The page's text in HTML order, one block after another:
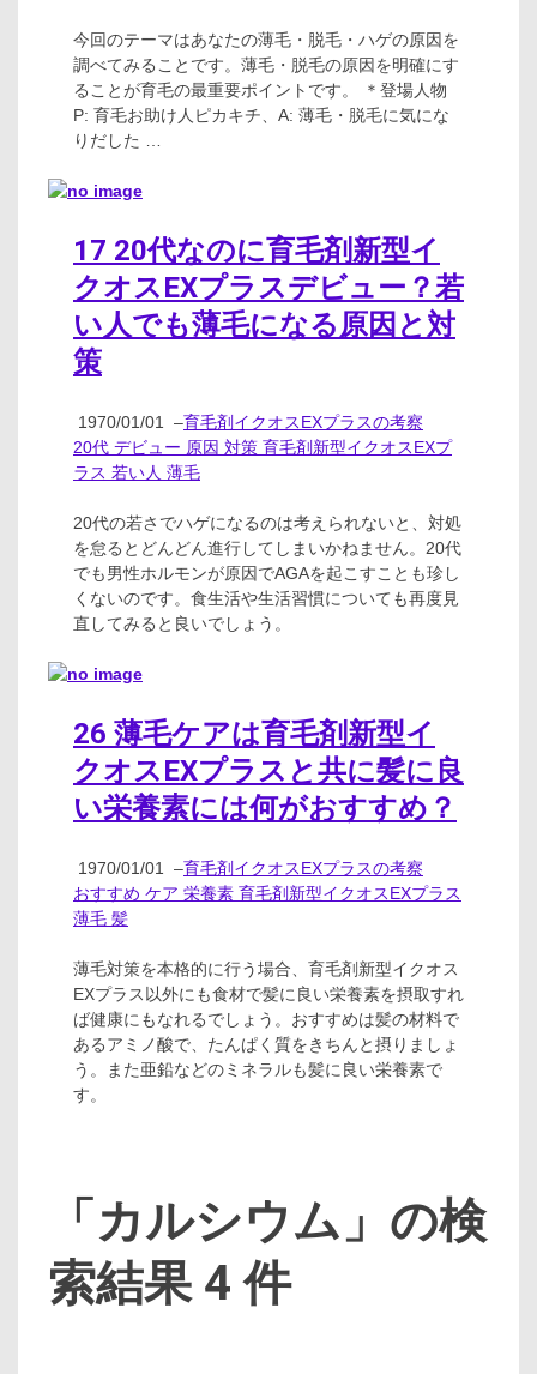
今回のテーマはあなたの薄毛・脱毛・ハゲの原因を
調べてみることです。薄毛・脱毛の原因を明確にす
ることが育毛の最重要ポイントです。 ＊登場人物
P: 育毛お助け人ピカキチ、A: 薄毛・脱毛に気にな
りだした …
17 20代なのに育毛剤新型イ
クオスEXプラスデビュー？若
い人でも薄毛になる原因と対
策
1970/01/01 –育毛剤イクオスEXプラスの考察
20代 デビュー 原因 対策 育毛剤新型イクオスEXプ
ラス 若い人 薄毛
20代の若さでハゲになるのは考えられないと、対処
を怠るとどんどん進行してしまいかねません。20代
でも男性ホルモンが原因でAGAを起こすことも珍し
くないのです。食生活や生活習慣についても再度見
直してみると良いでしょう。
26 薄毛ケアは育毛剤新型イ
クオスEXプラスと共に髪に良
い栄養素には何がおすすめ？
1970/01/01 –育毛剤イクオスEXプラスの考察
おすすめ ケア 栄養素 育毛剤新型イクオスEXプラス
薄毛 髪
薄毛対策を本格的に行う場合、育毛剤新型イクオス
EXプラス以外にも食材で髪に良い栄養素を摂取すれ
ば健康にもなれるでしょう。おすすめは髪の材料で
あるアミノ酸で、たんぱく質をきちんと摂りましょ
う。また亜鉛などのミネラルも髪に良い栄養素で
す。
「カルシウム」の検
索結果 4 件